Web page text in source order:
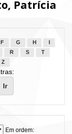
Patrícia
F G H
R S
T
Z
Em ordem: